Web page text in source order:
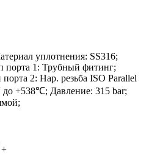
уплотнения: SS316;
порта 1: Трубный фитинг;
2: Нар. резьба ISO Parallel
+538℃; Давление: 315 bar;
+